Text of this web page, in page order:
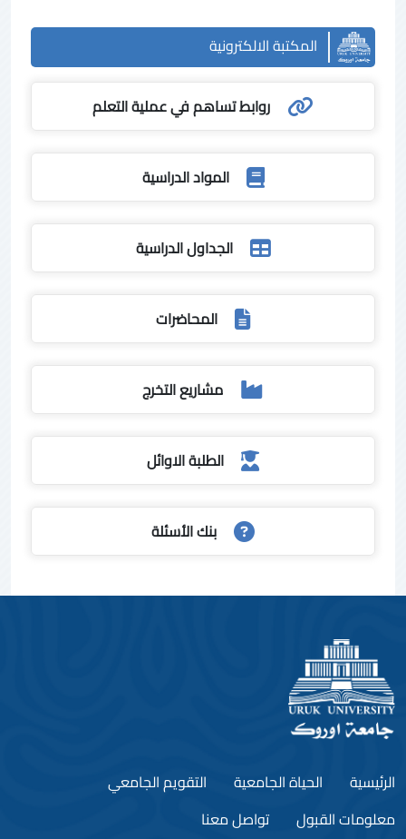
المكتبة الالكترونية
روابط تساهم في عملية التعلم
المواد الدراسية
الجداول الدراسية
المحاضرات
مشاريع التخرج
الطلبة الاوائل
بنك الأسئلة
الرئيسية الحياة الجامعية
التقويم الجامعي
معلومات القبول
تواصل معنا